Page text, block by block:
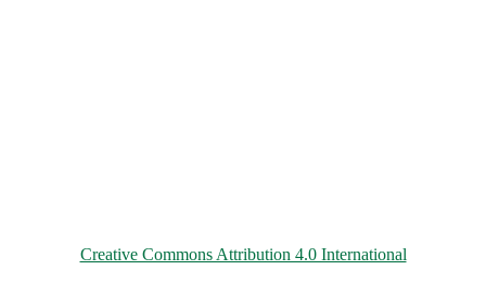
Creative Commons Attribution 4.0 International